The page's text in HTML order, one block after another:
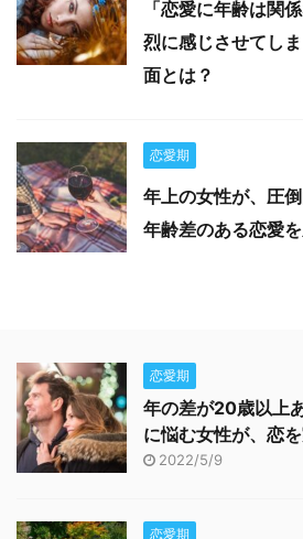
「恋愛に年齢は関
烈に感じさせてし
面とは？
恋愛期
年上の女性が、圧
年齢差のある恋愛
恋愛期
年の差が20歳以上
に悩む女性が、恋
2022/5/9
恋愛期